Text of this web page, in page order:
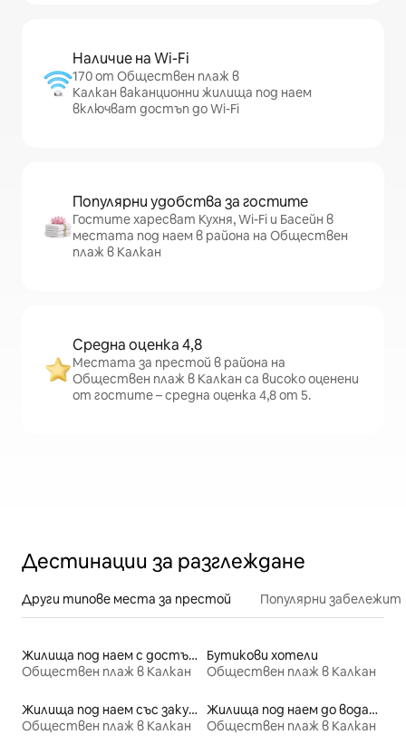
Наличие на Wi-Fi
170 от Обществен плаж в
Калкан ваканционни жилища под наем
включват достъп до Wi-Fi
Популярни удобства за гостите
Гостите харесват Кухня, Wi-Fi и Басейн в
местата под наем в района на Обществен
плаж в Калкан
Средна оценка 4,8
Местата за престой в района на
Обществен плаж в Калкан са високо оценени
от гостите – средна оценка 4,8 от 5.
Дестинации за разглеждане
Други типове места за престой Популярни
Жилища под наем с достъп до плажа
Обществен плаж в Калкан
Бутикови хотели
Обществен плаж в Калкан
Жилища под наем със закуска
Обществен плаж в Калкан
Жилища под наем до водата
Обществен плаж в Калкан